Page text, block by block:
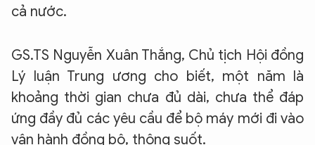
cả nước.
GS.TS Nguyễn Xuân Thắng, Chủ tịch Hội đồng
Lý luận Trung ương cho biết, một năm là
khoảng thời gian chưa đủ dài, chưa thể đáp
ứng đầy đủ các yêu cầu để bộ máy mới đi vào
vận hành đồng bộ, thông suốt.